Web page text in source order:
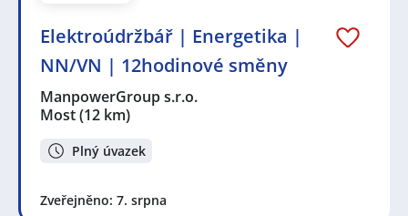
Elektroúdržbář | Energetika |
NN/VN | 12hodinové směny
ManpowerGroup s.r.o.
Most(12 km)
Plný úvazek
Zveřejněno: 7. srpna